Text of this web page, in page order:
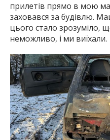
прилетів прямо в мою
заховався за будівлю.
цього стало зрозуміло,
неможливо, і ми виїхали.